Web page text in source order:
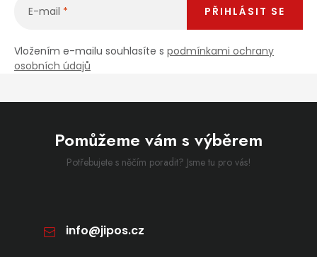
E-mail
Vložením e-mailu souhlasíte s podmínkami ochrany
osobních údajů
PŘIHLÁSIT SE
Pomůžeme vám s výběrem
Potřebujete s něčím poradit? Jsme tu pro vás!
info@jipos.cz